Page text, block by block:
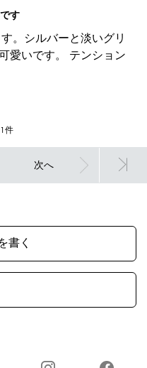
す
。シルバーと淡いグリ
愛いです。 テンション
件
次へ